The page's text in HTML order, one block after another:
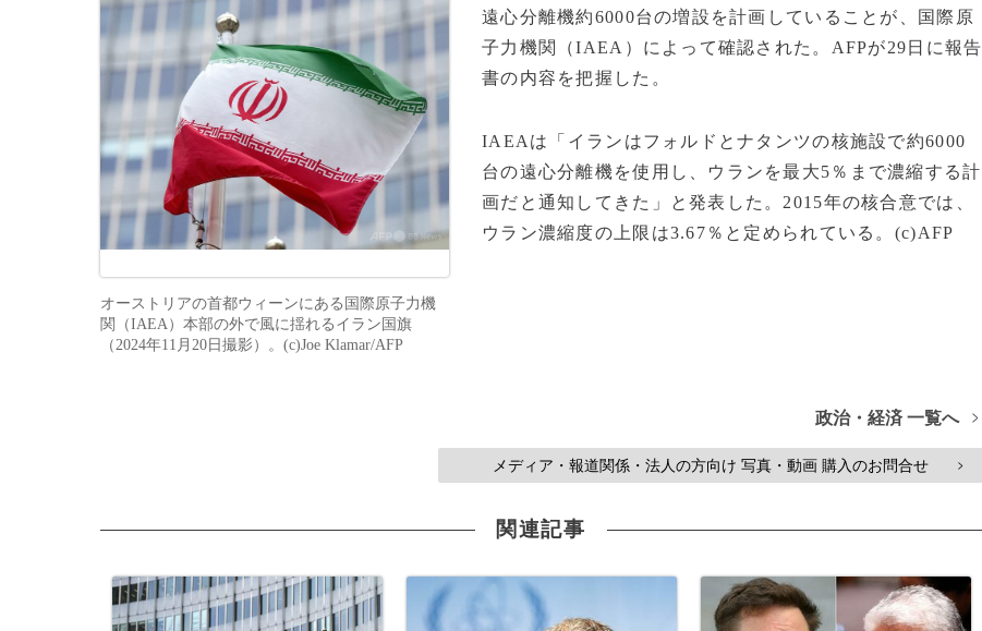
オーストリアの首都ウィーンにある国際原子力機
関（IAEA）本部の外で風に揺れるイラン国旗
（2024年11月20日撮影）。(c)Joe Klamar/AFP
遠心分離機約6000台の増設を計画していることが、国際原
子力機関（IAEA）によって確認された。AFPが29日に報告
書の内容を把握した。
IAEAは「イランはフォルドとナタンツの核施設で約6000
台の遠心分離機を使用し、ウランを最大5％まで濃縮する計
画だと通知してきた」と発表した。2015年の核合意では、
ウラン濃縮度の上限は3.67％と定められている。(c)AFP
政治・経済 一覧へ >
メディア・報道関係・法人の方向け 写真・動画 購入のお問合せ >
関連記事